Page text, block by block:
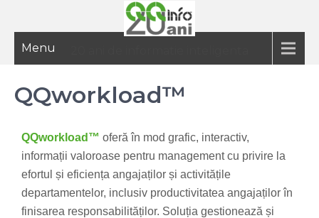
Menu
QQworkload™
QQworkload™ oferă în mod grafic, interactiv,
informații valoroase pentru management cu privire la
efortul și eficiența angajaților și activitățile
departamentelor, inclusiv productivitatea angajaților în
finisarea responsabilităților. Soluția gestionează și